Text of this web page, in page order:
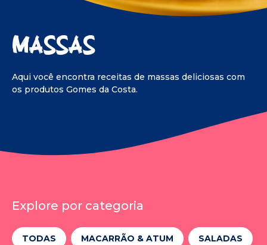
Massas
Aqui você encontra receitas de massas deliciosas com
os produtos Gomes da Costa.
Explore por categoria
TODAS MACARRÃO & ATUM SALADAS